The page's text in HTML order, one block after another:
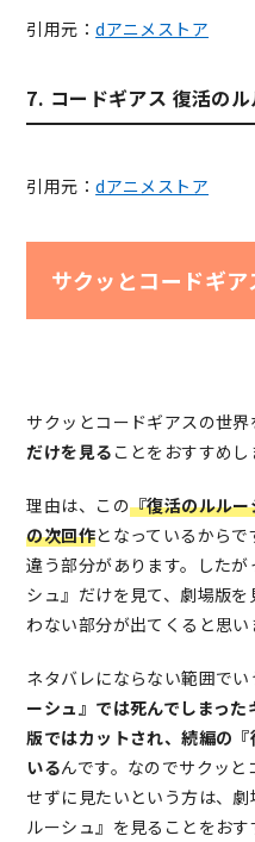
引用元：dアニメストア
7. コードギアス 復活の
引用元：dアニメストア
サクッとコードギ
サクッとコードギアスの世界
だけを見る ことをおすすめし
理由は、この『復活のルル
の次回作となっているから
違う部分があります。した
シュ』だけを見て、劇場版
わない部分が出てくると思い
ネタバレにならない範囲でい
ーシュ』では死んでしまっ
版ではカットされ、続編の
いるんです。なのでサクッ
せずに見たいという方は、
ルーシュ』を見ることをおす